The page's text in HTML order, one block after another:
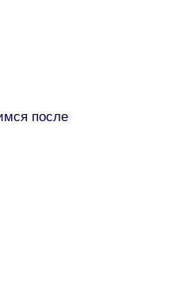
после